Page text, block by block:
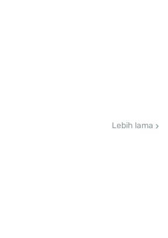
Lebih lama